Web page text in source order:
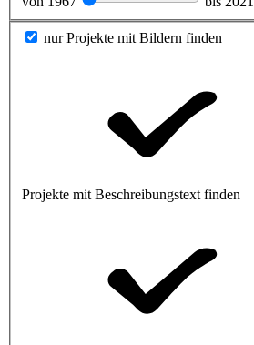
nur Projekte mit Bildern finden
Projekte mit Beschreibungstext finden